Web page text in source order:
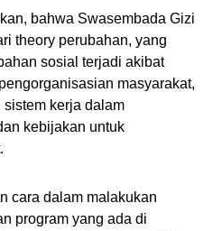
bahwa Swasembada Gizi
theory perubahan, yang
sosial terjadi akibat
masyarakat,
kerja dalam
kebijakan untuk
cara dalam malakukan
program yang ada di